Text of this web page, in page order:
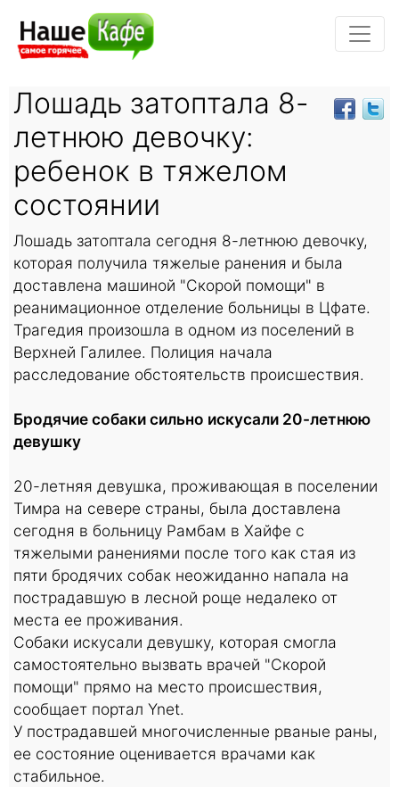
Лошадь затоптала 8-
летнюю девочку:
ребенок в тяжелом
состоянии
Лошадь затоптала сегодня 8-летнюю девочку,
которая получила тяжелые ранения и была
доставлена машиной "Скорой помощи" в
реанимационное отделение больницы в Цфате.
Трагедия произошла в одном из поселений в
Верхней Галилее. Полиция начала
расследование обстоятельств происшествия.
Бродячие собаки сильно искусали 20-летнюю
девушку
20-летняя девушка, проживающая в поселении
Тимра на севере страны, была доставлена
сегодня в больницу Рамбам в Хайфе с
тяжелыми ранениями после того как стая из
пяти бродячих собак неожиданно напала на
пострадавшую в лесной роще недалеко от
места ее проживания.
Собаки искусали девушку, которая смогла
самостоятельно вызвать врачей "Скорой
помощи" прямо на место происшествия,
сообщает портал Ynet.
У пострадавшей многочисленные рваные раны,
ее состояние оценивается врачами как
стабильное.